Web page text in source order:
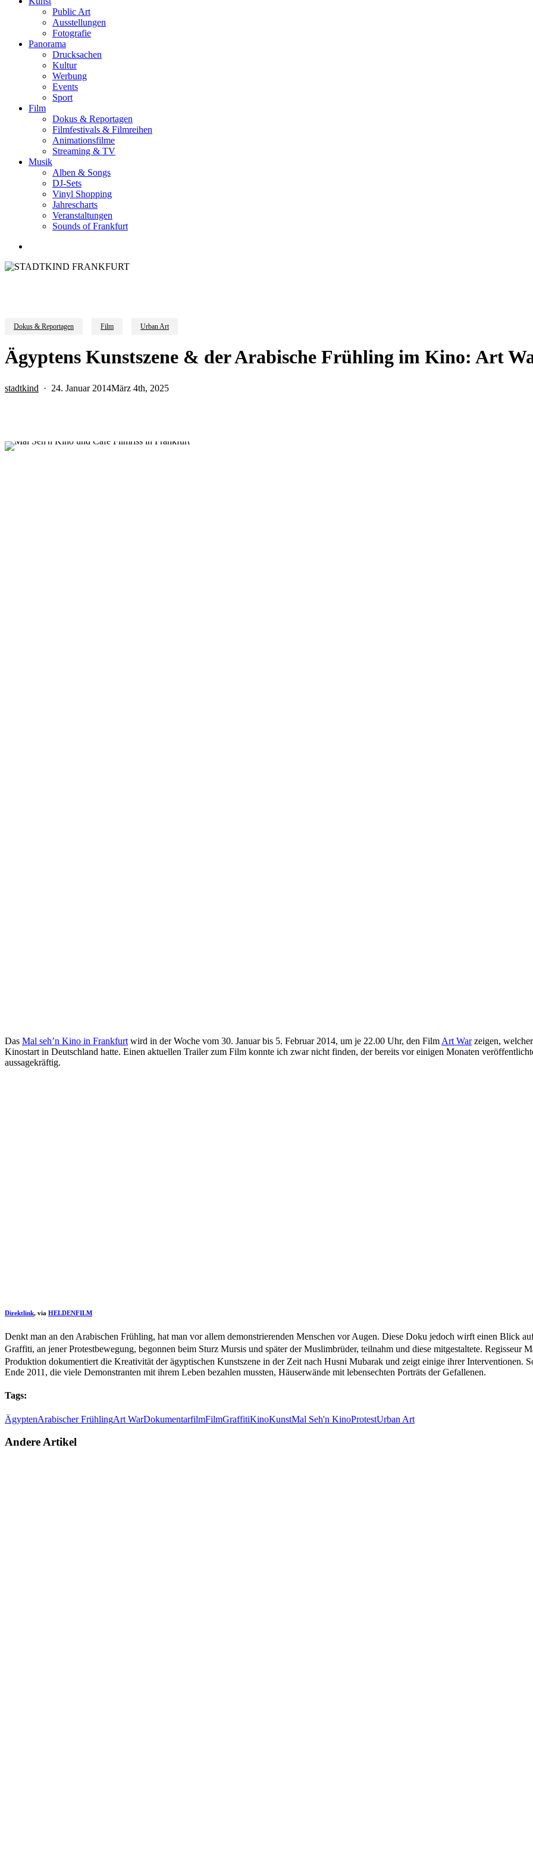
Public Art
Ausstellungen
Fotografie
Panorama
Drucksachen
Kultur
Werbung
Events
Sport
Film
Dokus & Reportagen
Filmfestivals & Filmreihen
Animationsfilme
Streaming & TV
Musik
Alben & Songs
DJ-Sets
Vinyl Shopping
Jahrescharts
Veranstaltungen
Sounds of Frankfurt
Dokus & Reportagen Film Urban Art
Ägyptens Kunstszene & der Arabische Frühling im Kino: Art
stadtkind 24. Januar 2014März 4th, 2025
Das Mal seh’n Kino in Frankfurt wird in der Woche vom 30. Januar bis 5. Februar 2014, um je 22.00 Uhr, den Film Art Warzeigen,
Kinostart in Deutschland hatte. Einen aktuellen Trailer zum Film konnte ich zwar nicht finden, der bereits vor einigen Monaten
aussagekräftig.
Direktlink, via HELDENFILM
Denkt man an den Arabischen Frühling, hat man vor allem demonstrierenden Menschen vor Augen. Diese Doku jedoch wirft einen Blick
Graffiti, an jener Protestbewegung, begonnen beim Sturz Mursis und später der Muslimbrüder, teilnahm und diese mitgestaltete. Regisseur
Produktion dokumentiert die Kreativität der ägyptischen Kunstszene in der Zeit nach Husni Mubarak und zeigt einige ihrer Interventionen.
Ende 2011, die viele Demonstranten mit ihrem Leben bezahlen mussten, Häuserwände mit lebensechten Porträts der Gefallenen.
Tags:
ÄgyptenArabischer FrühlingArt WarDokumentarfilmFilmGraffitiKinoKunstMal Seh'n KinoProtestUrban Art
Andere Artikel